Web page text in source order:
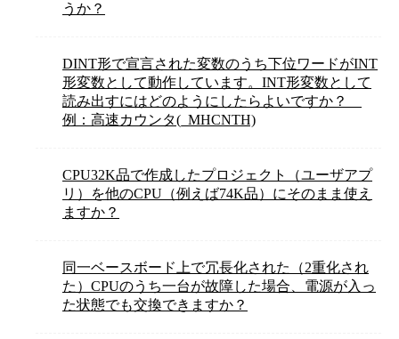
うか？
DINT形で宣言された変数のうち下位ワードがINT
形変数として動作しています。INT形変数として
読み出すにはどのようにしたらよいですか？
例：高速カウンタ(_MHCNTH)
CPU32K品で作成したプロジェクト（ユーザアプ
リ）を他のCPU（例えば74K品）にそのまま使え
ますか？
同一ベースボード上で冗長化された（2重化され
た）CPUのうち一台が故障した場合、電源が入っ
た状態でも交換できますか？